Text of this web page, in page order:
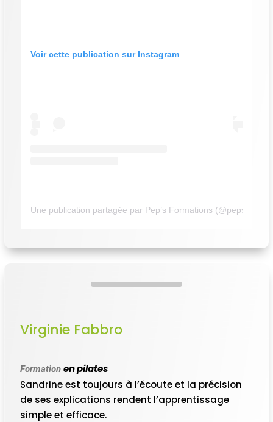
Voir cette publication sur Instagram
Une publication partagée par Pep’s Formations
Virginie Fabbro
Formationen pilates
Sandrine est toujours à l’écoute et la précision
de ses explications rendent l’apprentissage
simple et efficace.